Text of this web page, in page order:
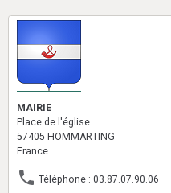
MAIRIE
Place de l'église
57405 HOMMARTING
France
Téléphone : 03.87.07.90.06